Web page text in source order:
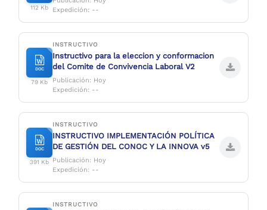
112 Kb
Expedición: --
DOC
79 Kb
INSTRUCTIVO
Instructivo para la eleccion y conformacion
del Comite de Convivencia Laboral V2
Publicación: Hoy
Expedición: --
DOC
391 Kb
INSTRUCTIVO
INSTRUCTIVO IMPLEMENTACIÓN POLÍTICA
DE GESTIÓN DEL CONOC Y LA INNOVA v5
Publicación: Hoy
Expedición: --
INSTRUCTIVO